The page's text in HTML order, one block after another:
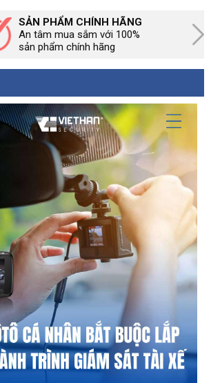
SẢN PHẨM CHÍNH HÃNG
An tâm mua sắm với 100%
sản phẩm chính hãng